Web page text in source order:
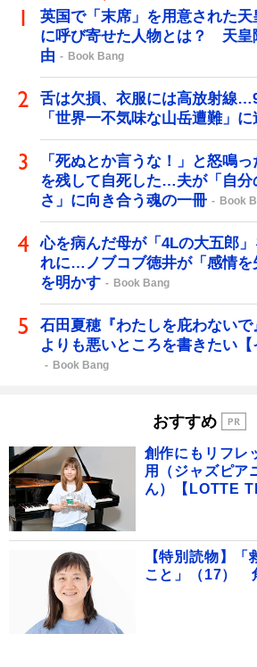
英国で「末席」を用意された天
に呼び寄せた人物とは？ 天皇
由
Book Bang
舌は欠損、衣服には高放射線
「世界一不気味な山岳遭難」に
「死ぬとか言うな！」と怒鳴
を残して自死した…夫が「自分
さ」に向き合う魂の一冊
Book
心を病んだ母が「4Lの大五郎
れに…ノブコブ徳井が「感情を
を明かす
Book Bang
石田夏穂『わたしを庇わない
よりも悪いところを書きたい【
Book Bang
おすすめ
創作にもリフレ
用（ジャズピ
ん）【LOTTE
【特別読物】
こと」（17）